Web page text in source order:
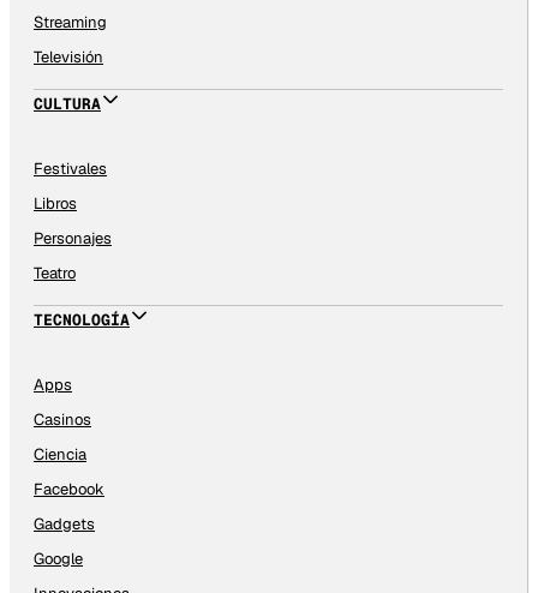
Streaming
Televisión
CULTURA
Festivales
Libros
Personajes
Teatro
TECNOLOGÍA
Apps
Casinos
Ciencia
Facebook
Gadgets
Google